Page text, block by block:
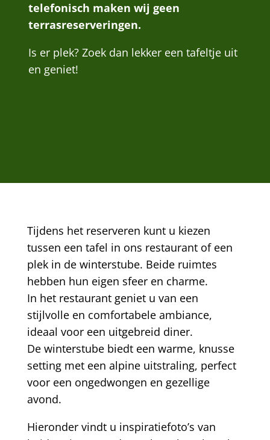
telefonisch maken wij geen
terrasreserveringen.
Is er plek? Zoek dan lekker een tafeltje uit
en geniet!
Tijdens het reserveren kunt u kiezen
tussen een tafel in ons restaurant of een
plek in de winterstube. Beide ruimtes
hebben hun eigen sfeer en charme.
In het restaurant geniet u van een
stijlvolle en comfortabele ambiance,
ideaal voor een uitgebreid diner.
De winterstube biedt een warme, knusse
setting met een alpine uitstraling, perfect
voor een ongedwongen en gezellige
avond.
Hieronder vindt u inspiratiefoto’s van